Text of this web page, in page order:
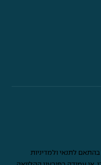
לתנאי ולמדיניות